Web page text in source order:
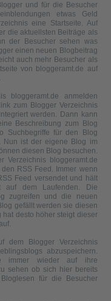
und für die Besucher
etwas Geld
eine Startseite. Auf
die aktuellsten Beiträge als
der Besucher sehen was
einen neuen Blogbeitrag
auch mehr Besucher als
von bloggeramt.de auf
bloggeramt.de anmelden
zum Blogger Verzeichnis
werden. Dann kann
Beschreibung zum Blog
Suchbegriffe für den Blog
Nun ist der eigene Blog im
diesen Blog besuchen.
Verzeichnis bloggeramt.de
RSS Feed. Immer wenn
Feed versendet und hält
auf dem Laufenden. Die
zugreifen und die neuen
gefällt werden sie diesen
hat desto höher steigt dieser
dem Blogger Verzeichnis
abzuspeichern.
immer wieder auf ihre
sehen ob sich hier bereits
für die Besucher